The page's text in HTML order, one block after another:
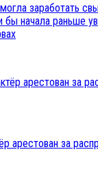
заработать
бы начала раньше
арестован за